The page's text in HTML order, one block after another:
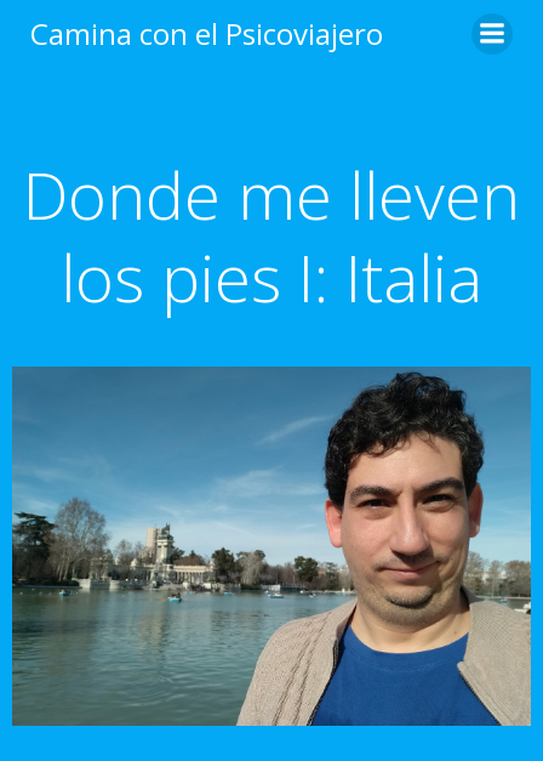
al
Camina con el Psicoviajero
Donde me lleven
los pies I: Italia